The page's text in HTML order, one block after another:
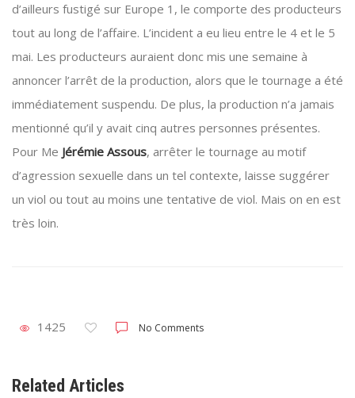
d’ailleurs fustigé sur Europe 1, le comporte des producteurs
tout au long de l’affaire. L’incident a eu lieu entre le 4 et le 5
mai. Les producteurs auraient donc mis une semaine à
annoncer l’arrêt de la production, alors que le tournage a été
immédiatement suspendu. De plus, la production n’a jamais
mentionné qu’il y avait cinq autres personnes présentes.
Pour Me Jérémie Assous, arrêter le tournage au motif
d’agression sexuelle dans un tel contexte, laisse suggérer
un viol ou tout au moins une tentative de viol. Mais on en est
très loin.
1425 No Comments
Related Articles